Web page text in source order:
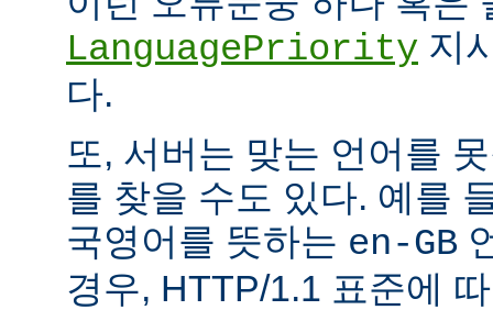
LanguagePriority 지
다.
또, 서버는 맞는 언어를
를 찾을 수도 있다. 예를
국영어를 뜻하는 en-GB
경우, HTTP/1.1 표준에